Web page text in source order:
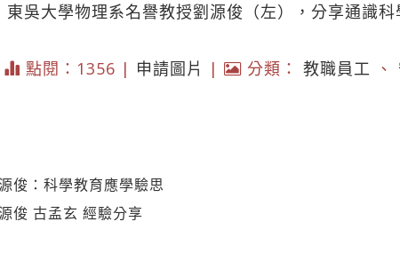
吳大學物理系名譽教授劉源俊（左），分享通識
點閱：1356 | 申請圖片 | 分類： 教職員工 、
俊：科學教育應學驗思
俊 古孟玄 經驗分享